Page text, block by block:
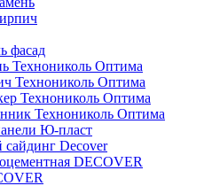
фасад
Технониколь Оптима
Технониколь Оптима
Технониколь Оптима
Технониколь Оптима
Ю-пласт
Decover
DECOVER